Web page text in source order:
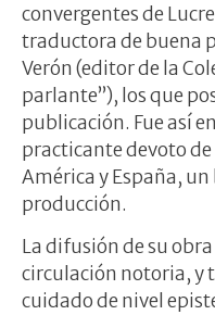
convergentes de
traductora de buena
Verón (editor de la
parlante”), los que
publicación. Fue así
practicante devoto
América y España,
producción.
La difusión de su
circulación notoria, y
cuidado de nivel